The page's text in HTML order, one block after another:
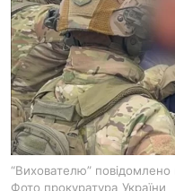
ua ru en
“Вихователю”
Фото прокуратура України